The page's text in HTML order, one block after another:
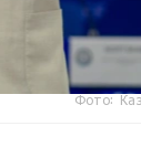
Фото: